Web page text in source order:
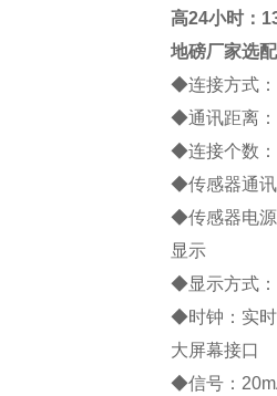
高24小时：
地磅厂家选
◆连接方式：
◆通讯距离
◆连接个数：
◆传感器通
◆传感器电
显示
◆显示方式：
◆时钟：实
大屏幕接口
◆信号：